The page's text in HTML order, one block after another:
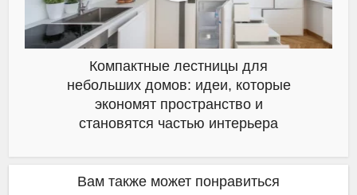
Компактные лестницы для
небольших домов: идеи, которые
экономят пространство и
становятся частью интерьера
Вам также может понравиться